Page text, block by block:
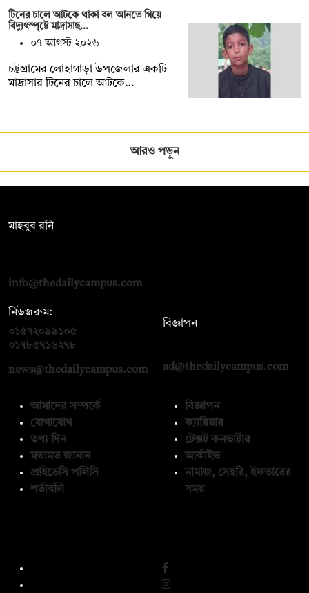
টিনের চালে আটকে থাকা বল আনতে গিয়ে
বিদ্যুৎস্পৃষ্টে মাদ্রাসাছ…
০৭ আগস্ট ২০২৬
চট্টগ্রামের লোহাগাড়া উপজেলার একটি
মাদ্রাসার টিনের চালে আটকে…
আরও পড়ুন
মাহবুব রনি
info@thedailycampus.com
নিউজরুম:
০১৫৭২০৯৯১০৫
০১৭৮৫৭১৬২৭৮
news@thedailycampus.com
বিজ্ঞাপন
ad@thedailycampus.com
আমাদের সম্পর্কে
যোগাযোগ
তথ্য দিন
মতামত জানান
প্রাইভেসি পলিসি
শর্তাবলি
বিজ্ঞাপন
ক্যারিয়ার
টেক্সট কনভার্টার
আর্কাইভ
নামাজ, সেহরি, ইফতারের
সময়